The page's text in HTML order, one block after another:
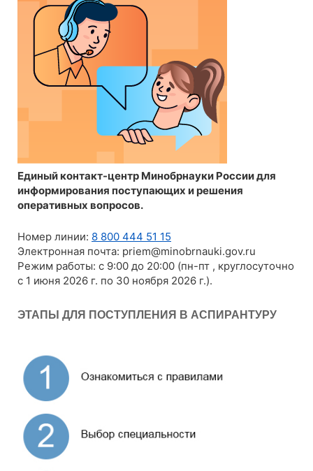
Единый контакт-центр Минобрнауки России для
информирования поступающих и решения
оперативных вопросов.
Номер линии: 8 800 444 51 15
Электронная почта: priem@minobrnauki.gov.ru
Режим работы: с 9:00 до 20:00 (пн-пт , круглосуточно
с 1 июня 2026 г. по 30 ноября 2026 г.).
ЭТАПЫ ДЛЯ ПОСТУПЛЕНИЯ В АСПИРАНТУРУ